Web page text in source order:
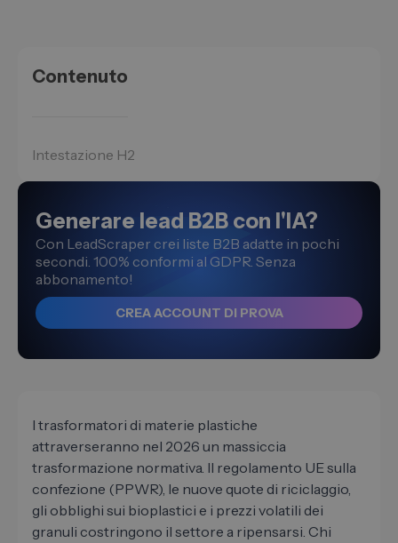
Contenuto
Intestazione H2
Generare lead B2B con l'IA?
Con LeadScraper crei liste B2B adatte in pochi
secondi. 100% conformi al GDPR. Senza
abbonamento!
CREA ACCOUNT DI PROVA
I trasformatori di materie plastiche
attraverseranno nel 2026 un massiccia
trasformazione normativa. Il regolamento UE sulla
confezione (PPWR), le nuove quote di riciclaggio,
gli obblighi sui bioplastici e i prezzi volatili dei
granuli costringono il settore a ripensarsi. Chi